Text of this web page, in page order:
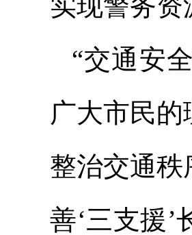
“交通安
广大市民
整治交通
善‘三支援